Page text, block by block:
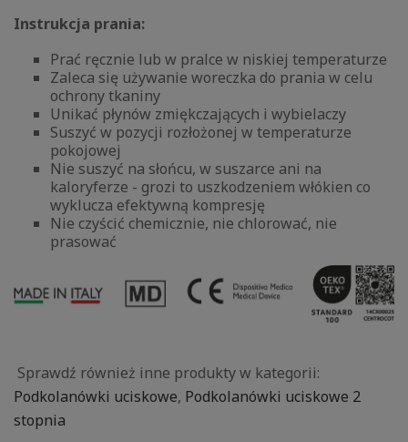
Instrukcja prania:
Prać ręcznie lub w pralce w niskiej temperaturze
Zaleca się używanie woreczka do prania w celu
ochrony tkaniny
Unikać płynów zmiękczających i wybielaczy
Suszyć w pozycji rozłożonej w temperaturze
pokojowej
Nie suszyć na słońcu, w suszarce ani na
kaloryferze - grozi to uszkodzeniem włókien co
wyklucza efektywną kompresję
Nie czyścić chemicznie, nie chlorować, nie
prasować
Sprawdź również inne produkty w kategorii:
Podkolanówki uciskowe, Podkolanówki uciskowe 2
stopnia